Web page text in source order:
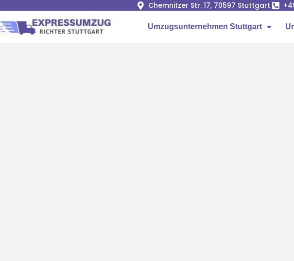
Chemnitzer Str. 17, 70597 Stuttgart
Umzugsunternehmen Stuttgart